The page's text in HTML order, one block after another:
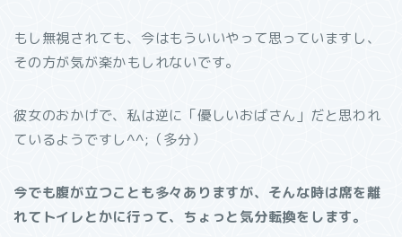
もし無視されても、今はもういいやって思っていますし、
その方が気が楽かもしれないです。
彼女のおかげで、私は逆に「優しいおばさん」だと思われ
ているようですし^^;（多分）
今でも腹が立つことも多々ありますが、そんな時は席を離
れてトイレとかに行って、ちょっと気分転換をします。